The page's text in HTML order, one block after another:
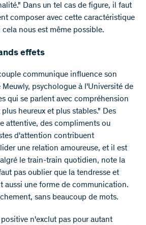
Dans un tel cas de figure, il faut
composer avec cette caractéristique
nous est même possible.
effets
communique influence son
psychologue à l'Université de
qui se parlent avec compréhension
heureux et plus stables." Des
attentive, des compliments ou
d'attention contribuent
une relation amoureuse, et il est
le train-train quotidien, note la
pas oublier que la tendresse et
aussi une forme de communication.
sans beaucoup de mots.
n'exclut pas pour autant